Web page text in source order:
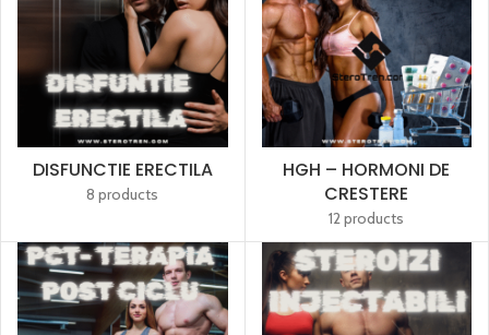
DISFUNCTIE ERECTILA
8 products
HGH – HORMONI DE
CRESTERE
12 products